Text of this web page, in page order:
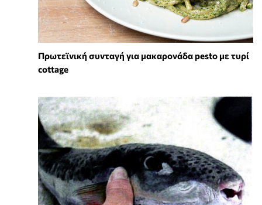
Πρωτεϊνική συνταγή για μακαρονάδα pesto με τυρί
cottage